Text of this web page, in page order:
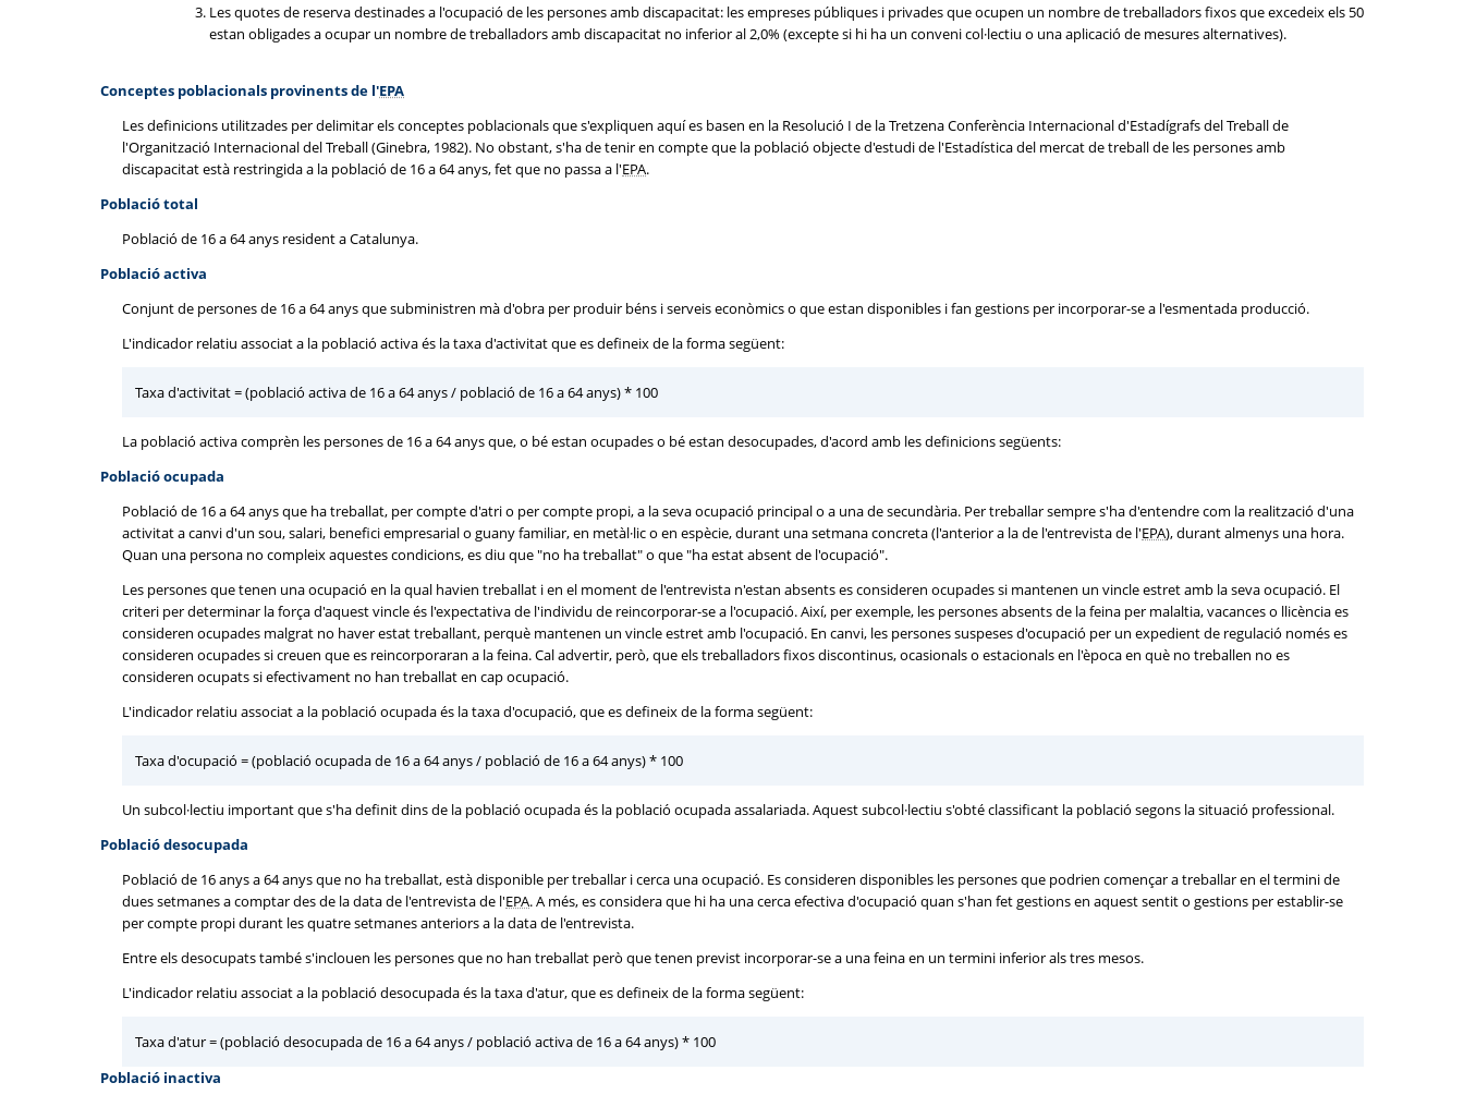
Les quotes de reserva destinades a l'ocupació de les persones amb discapacitat: les empreses públiques i privades que ocupen un nombre de treballadors fixos que excedeix els 50
estan obligades a ocupar un nombre de treballadors amb discapacitat no inferior al 2,0% (excepte si hi ha un conveni col·lectiu o una aplicació de mesures alternatives).
Conceptes poblacionals provinents de l'EPA
Les definicions utilitzades per delimitar els conceptes poblacionals que s'expliquen aquí es basen en la Resolució I de la Tretzena Conferència Internacional d'Estadígrafs del Treball de
l'Organització Internacional del Treball (Ginebra, 1982). No obstant, s'ha de tenir en compte que la població objecte d'estudi de l'Estadística del mercat de treball de les persones amb
discapacitat està restringida a la població de 16 a 64 anys, fet que no passa a l'EPA.
Població total
Població de 16 a 64 anys resident a Catalunya.
Població activa
Conjunt de persones de 16 a 64 anys que subministren mà d'obra per produir béns i serveis econòmics o que estan disponibles i fan gestions per incorporar-se a l'esmentada producció.
L'indicador relatiu associat a la població activa és la taxa d'activitat que es defineix de la forma següent:
Taxa d'activitat = (població activa de 16 a 64 anys / població de 16 a 64 anys) * 100
La població activa comprèn les persones de 16 a 64 anys que, o bé estan ocupades o bé estan desocupades, d'acord amb les definicions següents:
Població ocupada
Població de 16 a 64 anys que ha treballat, per compte d'atri o per compte propi, a la seva ocupació principal o a una de secundària. Per treballar sempre s'ha d'entendre com la realització d'una
activitat a canvi d'un sou, salari, benefici empresarial o guany familiar, en metàl·lic o en espècie, durant una setmana concreta (l'anterior a la de l'entrevista de l'EPA), durant almenys una hora.
Quan una persona no compleix aquestes condicions, es diu que "no ha treballat" o que "ha estat absent de l'ocupació".
Les persones que tenen una ocupació en la qual havien treballat i en el moment de l'entrevista n'estan absents es consideren ocupades si mantenen un vincle estret amb la seva ocupació. El
criteri per determinar la força d'aquest vincle és l'expectativa de l'individu de reincorporar-se a l'ocupació. Així, per exemple, les persones absents de la feina per malaltia, vacances o llicència es
consideren ocupades malgrat no haver estat treballant, perquè mantenen un vincle estret amb l'ocupació. En canvi, les persones suspeses d'ocupació per un expedient de regulació només es
consideren ocupades si creuen que es reincorporaran a la feina. Cal advertir, però, que els treballadors fixos discontinus, ocasionals o estacionals en l'època en què no treballen no es
consideren ocupats si efectivament no han treballat en cap ocupació.
L'indicador relatiu associat a la població ocupada és la taxa d'ocupació, que es defineix de la forma següent:
Taxa d'ocupació = (població ocupada de 16 a 64 anys / població de 16 a 64 anys) * 100
Un subcol·lectiu important que s'ha definit dins de la població ocupada és la població ocupada assalariada. Aquest subcol·lectiu s'obté classificant la població segons la situació professional.
Població desocupada
Població de 16 anys a 64 anys que no ha treballat, està disponible per treballar i cerca una ocupació. Es consideren disponibles les persones que podrien començar a treballar en el termini de
dues setmanes a comptar des de la data de l'entrevista de l'EPA. A més, es considera que hi ha una cerca efectiva d'ocupació quan s'han fet gestions en aquest sentit o gestions per establir-se
per compte propi durant les quatre setmanes anteriors a la data de l'entrevista.
Entre els desocupats també s'inclouen les persones que no han treballat però que tenen previst incorporar-se a una feina en un termini inferior als tres mesos.
L'indicador relatiu associat a la població desocupada és la taxa d'atur, que es defineix de la forma següent:
Taxa d'atur = (població desocupada de 16 a 64 anys / població activa de 16 a 64 anys) * 100
Població inactiva